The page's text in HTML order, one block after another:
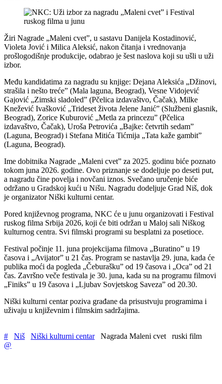
Žiri Nagrade „Maleni cvet”, u sastavu Danijela Kostadinović,
Violeta Jović i Milica Aleksić, nakon čitanja i vrednovanja
prošlogodišnje produkcije, odabrao je šest naslova koji su ušli u uži
izbor.
Među kandidatima za nagradu su knjige: Dejana Aleksića „Džinovi,
strašila i nešto treće” (Mala laguna, Beograd), Vesne Vidojević
Gajović „Zimski sladoled” (Pčelica izdavaštvo, Čačak), Milke
Knežević Ivašković „Trideset života Jelene Janić” (Službeni glasnik,
Beograd), Zorice Kuburović „Metla za princezu” (Pčelica
izdavaštvo, Čačak), Uroša Petrovića „Bajke: četvrtih sedam”
(Laguna, Beograd) i Stefana Mitića Tićmija „Tata kaže gambit”
(Laguna, Beograd).
Ime dobitnika Nagrade „Maleni cvet” za 2025. godinu biće poznato
tokom juna 2026. godine. Ovo priznanje se dodeljuje po deseti put,
a nagradu čine povelja i novčani iznos. Svečano uručenje biće
održano u Gradskoj kući u Nišu. Nagradu dodeljuje Grad Niš, dok
je organizator Niški kulturni centar.
Pored književnog programa, NKC će u junu organizovati i Festival
ruskog filma Srbija 2026, koji će biti održan u Maloj sali Niškog
kulturnog centra. Svi filmski programi su besplatni za posetioce.
Festival počinje 11. juna projekcijama filmova „Buratino” u 19
časova i „Avijator” u 21 čas. Program se nastavlja 29. juna, kada će
publika moći da pogleda „Čeburašku” od 19 časova i „Oca” od 21
čas. Završno veče festivala je 30. juna, kada su na programu filmovi
„Finiks” u 19 časova i „Ljubav Sovjetskog Saveza” od 20.30.
Niški kulturni centar poziva građane da prisustvuju programima i
uživaju u književnim i filmskim sadržajima.
# Niš Niški kulturni centar Nagrada Maleni cvet
ruski film
@